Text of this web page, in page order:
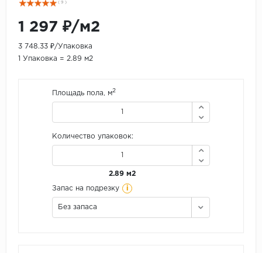
( 9 )
1 297 ₽/м2
3 748.33 ₽/Упаковка
1 Упаковка = 2.89 м2
Площадь пола, м2
Количество упаковок:
2.89 м2
Запас на подрезку i
Без запаса